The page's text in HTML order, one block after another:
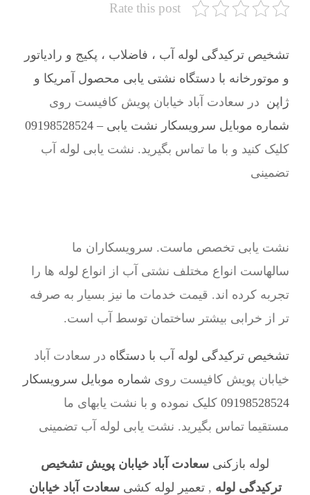
Rate this post
تشخیص ترکیدگی لوله آب ، فاضلاب ، پکیج و رادیاتور
و موتورخانه با دستگاه نشتی یابی محصول آمریکا و
ژاپن در سعادت آباد خیابان پویش کافیست روی
شماره موبایل سرویسکار نشت یابی – 09198528524
کلیک کنید و با ما تماس بگیرید. نشت یابی لوله آب
تضمینی
نشت یابی تخصص ماست. سرویسکاران ما
سالهاست انواع مختلف نشتی آب از انواع لوله ها را
تجربه کرده اند. قیمت خدمات ما نیز بسیار به صرفه
تر از خرابی بیشتر ساختمان توسط آب است.
تشخیص ترکیدگی لوله آب با دستگاه در سعادت آباد
خیابان پویش کافیست روی شماره موبایل سرویسکار
09198528524 کلیک نموده و با نشت یابهای ما
مستقیما تماس بگیرید. نشت یابی لوله آب تضمینی
لوله بازکنی سعادت آباد خیابان پویش تشخیص
ترکیدگی لوله ,تعمیر لوله کشیسعادت آباد خیابان